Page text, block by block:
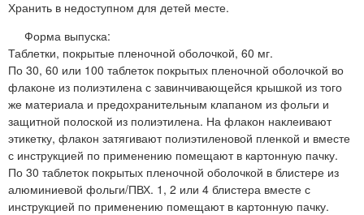
Хранить в недоступном для детей месте.
Форма выпуска:
Таблетки, покрытые пленочной оболочкой, 60 мг.
По 30, 60 или 100 таблеток покрытых пленочной оболочкой во
флаконе из полиэтилена с завинчивающейся крышкой из того
же материала и предохранительным клапаном из фольги и
защитной полоской из полиэтилена. На флакон наклеивают
этикетку, флакон затягивают полиэтиленовой пленкой и вместе
с инструкцией по применению помещают в картонную пачку.
По 30 таблеток покрытых пленочной оболочкой в блистере из
алюминиевой фольги/ПВХ. 1, 2 или 4 блистера вместе с
инструкцией по применению помещают в картонную пачку.